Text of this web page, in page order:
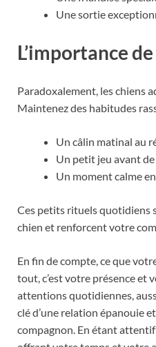
Une sortie
L’importance
Paradoxalement, les chiens
Maintenez des habitudes
Un câlin matinal au
Un petit jeu avant
Un moment calme
Ces petits rituels quotidiens
chien et renforcent votre
En fin de compte, ce que
tout, c’est votre présence et
attentions quotidiennes,
clé d’une relation épanouie
compagnon. En étant attentif